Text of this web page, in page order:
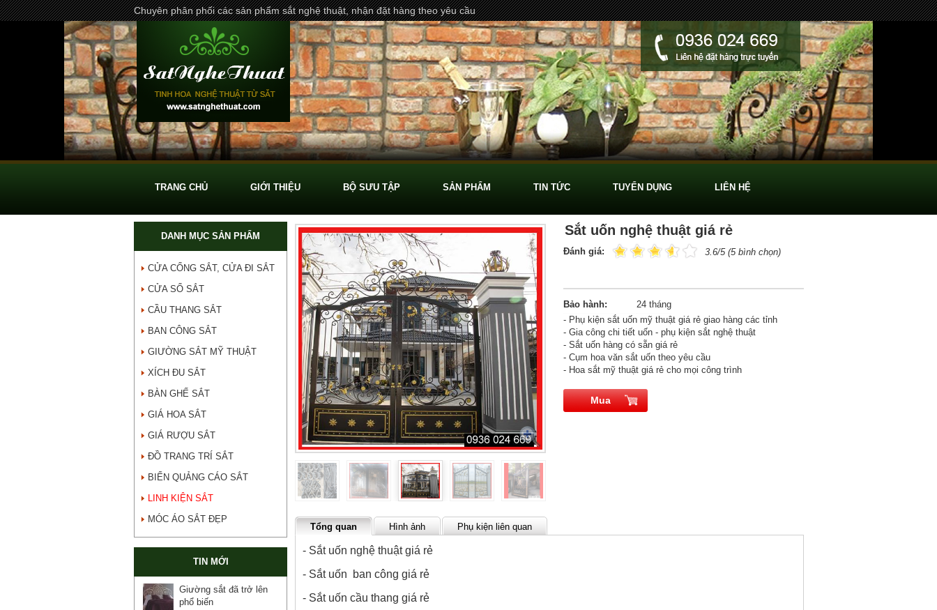
Chuyên phân phối các sản phẩm sắt nghệ thuật, nhận đặt hàng theo yêu cầu
TRANG CHỦ GIỚI THIỆU BỘ SƯU TẬP SẢN PHẨM TIN TỨC TUYỂN DỤNG LIÊN HỆ
DANH MỤC SẢN PHẨM
CỬA CỔNG SẮT, CỬA ĐI SẮT
CỬA SỔ SẮT
CẦU THANG SẮT
BAN CÔNG SẮT
GIƯỜNG SẮT MỸ THUẬT
XÍCH ĐU SẮT
BÀN GHẾ SẮT
GIÁ HOA SẮT
GIÁ RƯỢU SẮT
ĐỒ TRANG TRÍ SẮT
BIỂN QUẢNG CÁO SẮT
LINH KIỆN SẮT
MÓC ÁO SẮT ĐẸP
TIN MỚI
Giường sắt đã trở lên
phổ biến
Sắt uốn nghệ thuật giá rẻ
Đánh giá: 3.6/5 (5 bình chọn)
Bảo hành:
24 tháng
- Phụ kiện sắt uốn mỹ thuật giá rẻ giao hàng các tỉnh
- Gia công chi tiết uốn - phụ kiện sắt nghệ thuật
- Sắt uốn hàng có sẵn giá rẻ
- Cụm hoa văn sắt uốn theo yêu cầu
- Hoa sắt mỹ thuật giá rẻ cho mọi công trình
Mua
Tổng quan Hình ảnh Phụ kiện liên quan
- Sắt uốn nghệ thuật giá rẻ
- Sắt uốn ban công giá rẻ
- Sắt uốn cầu thang giá rẻ